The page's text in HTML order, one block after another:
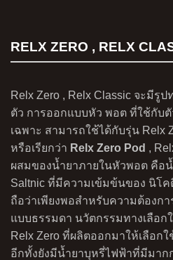
RELX ZERO , RELX
Relx Zero , Relx Classic จะมีรู
ตัว การออกแบบหัว พอต ที่ใช้กับตั
เฉพาะ สามารถใช้ได้กับรุ่น Relx
หรือเรียกว่า Relx Zero Pod ,
ผสมของน้ำยาภายในหัวพอต คือน้
Saltnic ที่มีความเข้มข้นของ นิโค
ถือว่าเพียงพอสำหรับความต้องก
แบบธรรมดา นวัตกรรมทางเลือก
Relx Zero ที่ผลิตออกมาให้เลือก
อีกทั้งยังมีน้ำยาบุหรี่ไฟฟ้าที่มีมาก